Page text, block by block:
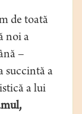
de toată
noi a
–
succintă a
a lui